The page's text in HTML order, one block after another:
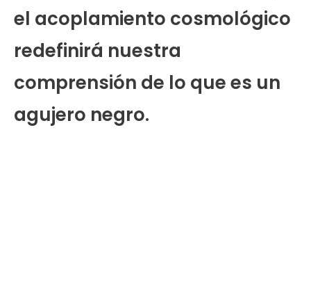
el acoplamiento cosmológico
redefinirá nuestra
comprensión de lo que es un
agujero negro.